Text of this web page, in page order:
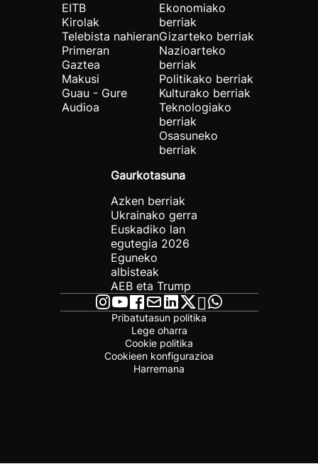
EITB
Kirolak
Telebista nahieran
Primeran
Gaztea
Makusi
Guau - Gure
Audioa
Ekonomiako
berriak
Gizarteko berriak
Nazioarteko
berriak
Politikako berriak
Kulturako berriak
Teknologiako
berriak
Osasuneko
berriak
Gaurkotasuna
Azken berriak
Ukrainako gerra
Euskadiko lan
egutegia 2026
Eguneko
albisteak
AEB eta Trump
Pribatutasun politika
Lege oharra
Cookie politika
Cookieen konfigurazioa
Harremana